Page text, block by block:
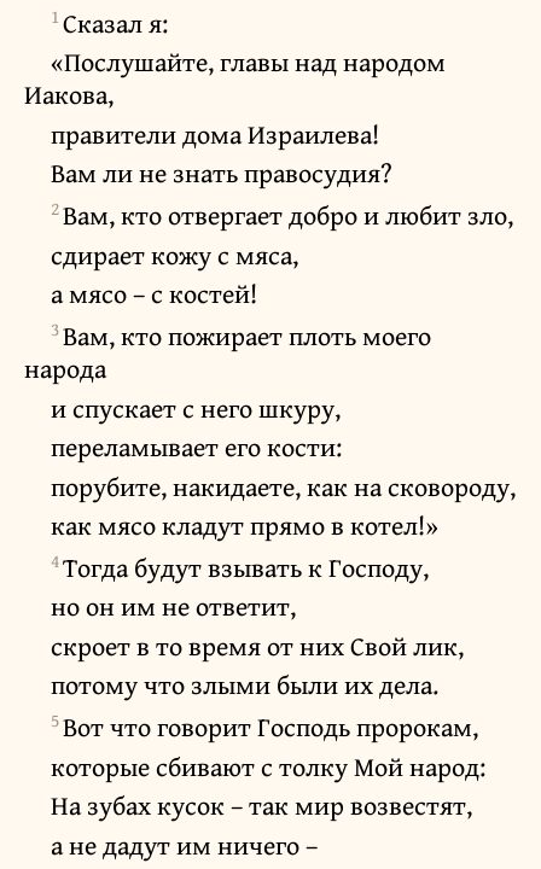
1Сказал я:
«Послушайте, главы над народом
Иакова,
правители дома Израилева!
Вам ли не знать правосудия?
2Вам, кто отвергает добро и любит зло,
сдирает кожу с мяса,
а мясо – с костей!
3Вам, кто пожирает плоть моего
народа
и спускает с него шкуру,
переламывает его кости:
порубите, накидаете, как на сковороду,
как мясо кладут прямо в котел!»
4Тогда будут взывать к Господу,
но он им не ответит,
скроет в то время от них Свой лик,
потому что злыми были их дела.
5Вот что говорит Господь пророкам,
которые сбивают с толку Мой народ:
На зубах кусок – так мир возвестят,
а не дадут им ничего –